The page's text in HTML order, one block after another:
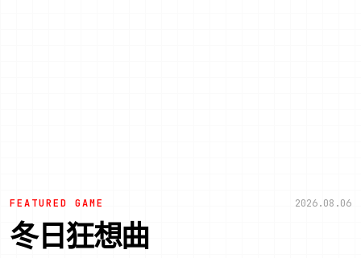
FEATURED GAME 2026.08.06
冬日狂想曲